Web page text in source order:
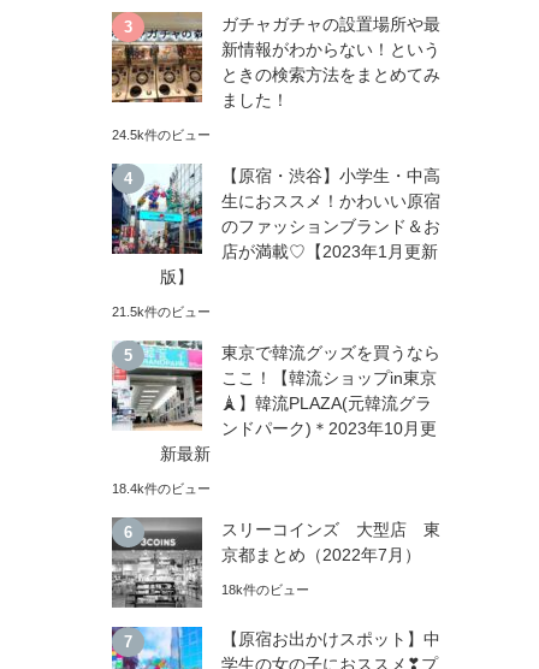
ガチャガチャの設置場所や最
新情報がわからない！という
ときの検索方法をまとめてみ
ました！
24.5k件のビュー
【原宿・渋谷】小学生・中高
生におススメ！かわいい原宿
のファッションブランド＆お
店が満載♡【2023年1月更新
版】
21.5k件のビュー
東京で韓流グッズを買うなら
ここ！【韓流ショップin東京
🗼】韓流PLAZA(元韓流グラ
ンドパーク)＊2023年10月更
新最新
18.4k件のビュー
スリーコインズ 大型店 東
京都まとめ（2022年7月）
18k件のビュー
【原宿お出かけスポット】中
学生の女の子におススメ❣プ